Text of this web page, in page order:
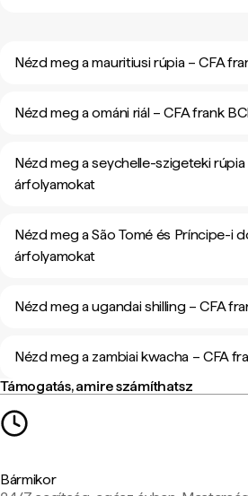
Nézd meg a mauritiusi rúpia – CFA
Nézd meg a ománi riál – CFA frank
Nézd meg a seychelle-szigeteki rúpia
árfolyamokat
Nézd meg a São Tomé és Príncipe-i
árfolyamokat
Nézd meg a ugandai shilling – CFA
Nézd meg a zambiai kwacha – CFA
Támogatás, amire számíthatsz
Bármikor